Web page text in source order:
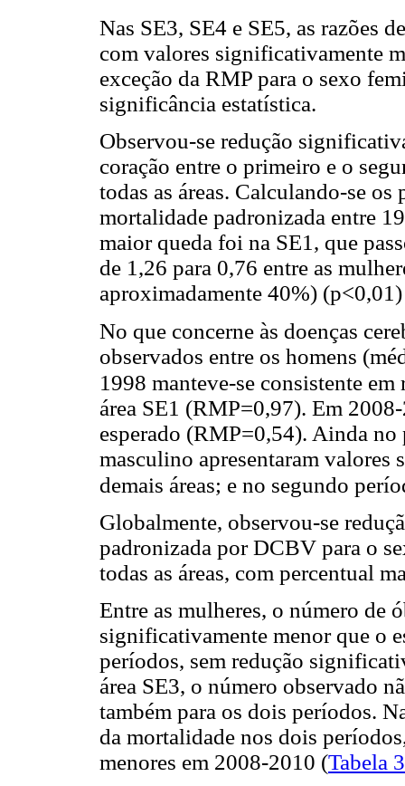
Nas SE3, SE4 e SE5, as razões
com valores significativamente
exceção da RMP para o sexo
significância estatística.
Observou-se redução
coração entre o primeiro e o
todas as áreas. Calculando-se os
mortalidade padronizada entre
maior queda foi na SE1, que
de 1,26 para 0,76 entre as
aproximadamente 40%)
No que concerne às doenças
observados entre os homens
1998 manteve-se consistente
área SE1 (RMP=0,97). Em
esperado (RMP=0,54). Ainda
masculino apresentaram valores
demais áreas; e no segundo
Globalmente, observou-se
padronizada por DCBV para o
todas as áreas, com percentual
Entre as mulheres, o número
significativamente menor que o
períodos, sem redução
área SE3, o número observado
também para os dois períodos.
da mortalidade nos dois
menores em 2008-2010 (Tabela 3